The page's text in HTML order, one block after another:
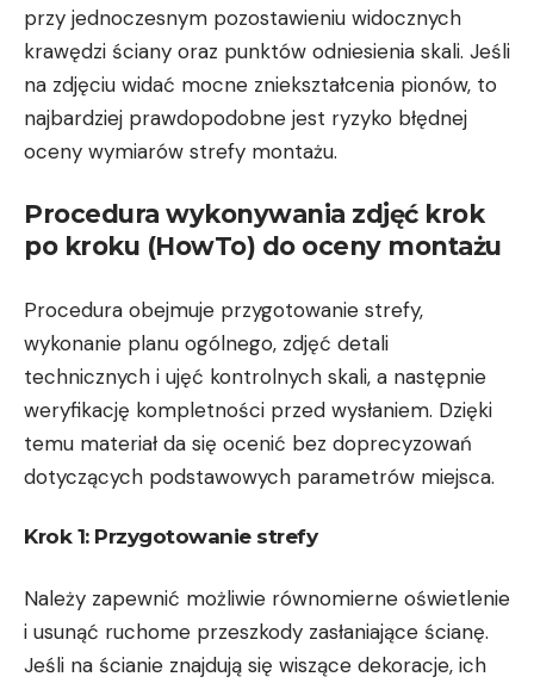
przy jednoczesnym pozostawieniu widocznych
krawędzi ściany oraz punktów odniesienia skali. Jeśli
na zdjęciu widać mocne zniekształcenia pionów, to
najbardziej prawdopodobne jest ryzyko błędnej
oceny wymiarów strefy montażu.
Procedura wykonywania zdjęć krok
po kroku (HowTo) do oceny montażu
Procedura obejmuje przygotowanie strefy,
wykonanie planu ogólnego, zdjęć detali
technicznych i ujęć kontrolnych skali, a następnie
weryfikację kompletności przed wysłaniem. Dzięki
temu materiał da się ocenić bez doprecyzowań
dotyczących podstawowych parametrów miejsca.
Krok 1: Przygotowanie strefy
Należy zapewnić możliwie równomierne oświetlenie
i usunąć ruchome przeszkody zasłaniające ścianę.
Jeśli na ścianie znajdują się wiszące dekoracje, ich